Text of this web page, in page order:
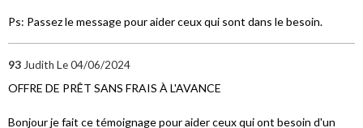
Ps: Passez le message pour aider ceux qui sont dans le besoin.
93 Judith Le 04/06/2024
OFFRE DE PRÊT SANS FRAIS À L'AVANCE
Bonjour je fait ce témoignage pour aider ceux qui ont besoin d'un